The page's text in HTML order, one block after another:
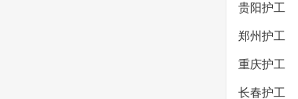
贵阳护工
郑州护工
重庆护工
长春护工